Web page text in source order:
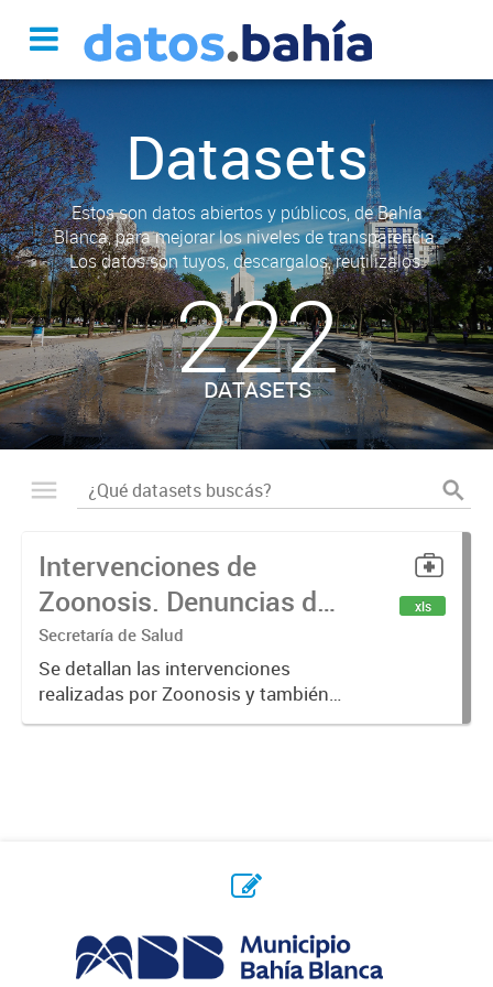
Datasets
Estos son datos abiertos y públicos, de Bahía
Blanca, para mejorar los niveles de transparencia.
Los datos son tuyos, descargalos, reutilizalos.
222
DATASETS
Intervenciones de
Zoonosis. Denuncias de
Mordeduras de Caninos
y Felinos
Secretaría de Salud
Se detallan las intervenciones
realizadas por Zoonosis y también
denuncias realizadas de
xls